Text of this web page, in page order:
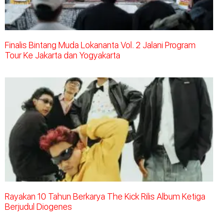
Finalis Bintang Muda Lokananta Vol. 2 Jalani Program
Tour Ke Jakarta dan Yogyakarta
Rayakan 10 Tahun Berkarya The Kick Rilis Album Ketiga
Berjudul Diogenes